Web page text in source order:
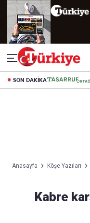
SON DAKİKA
Anasayfa Köşe Yazıları
Kabre